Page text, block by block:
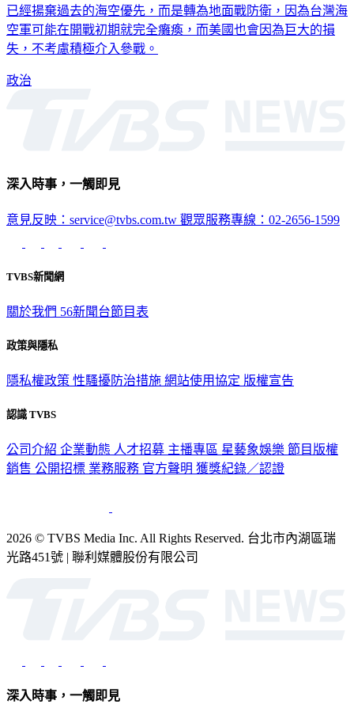
已經揚棄過去的海空優先，而是轉為地面戰防衛，因為台灣海
空軍可能在開戰初期就完全癱瘓，而美國也會因為巨大的損
失，不考慮積極介入參戰。
政治
深入時事，一觸即見
意見反映：service@tvbs.com.tw 觀眾服務專線：02-2656-1599
TVBS新聞網
關於我們 56新聞台節目表
政策與隱私
隱私權政策 性騷擾防治措施 網站使用協定 版權宣告
認識 TVBS
公司介紹 企業動態 人才招募 主播專區 星藝象娛樂 節目版權
銷售 公開招標 業務服務 官方聲明 獲獎紀錄／認證
2026 © TVBS Media Inc. All Rights Reserved. 台北市內湖區瑞
光路451號 | 聯利媒體股份有限公司
深入時事，一觸即見